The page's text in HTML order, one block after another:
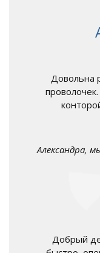
Довольна
Александра,
Добрый